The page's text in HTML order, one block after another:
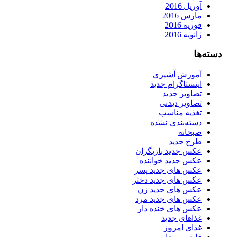
آوریل 2016
مارس 2016
فوریه 2016
ژانویه 2016
دسته‌ها
آموزش آشپزی
اینستاگرام جدید
تصاویر جدید
تصاویر دیدنی
تغذیه مناسب
دسته‌بندی نشده
صبحانه
طرح جدید
عکس جدید بازیگران
عکس جدید خواننده
عکس های جدید پسر
عکس های جدید دختر
عکس های جدید زن
عکس های جدید مرد
عکس های خنده دار
غذاهای جدید
غذای امروز